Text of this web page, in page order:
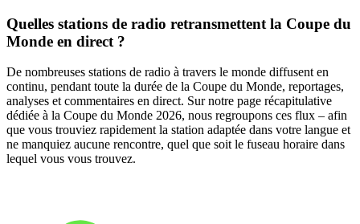
Quelles stations de radio retransmettent la Coupe du
Monde en direct ?
De nombreuses stations de radio à travers le monde diffusent en
continu, pendant toute la durée de la Coupe du Monde, reportages,
analyses et commentaires en direct. Sur notre page récapitulative
dédiée à la Coupe du Monde 2026, nous regroupons ces flux – afin
que vous trouviez rapidement la station adaptée dans votre langue et
ne manquiez aucune rencontre, quel que soit le fuseau horaire dans
lequel vous vous trouvez.